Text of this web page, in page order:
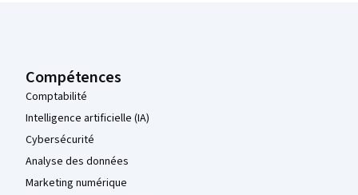
Compétences
Comptabilité
Intelligence artificielle (IA)
Cybersécurité
Analyse des données
Marketing numérique